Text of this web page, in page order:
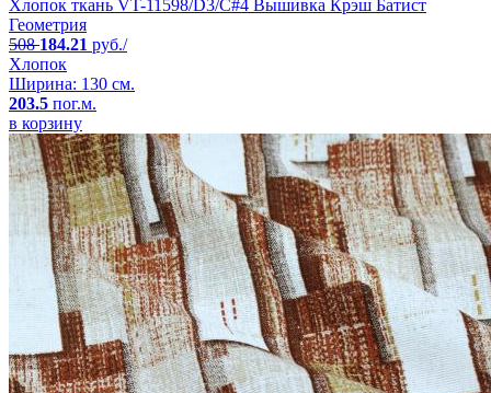
Хлопок ткань VT-11598/D3/C#4 Вышивка Крэш Батист
Геометрия
508184.21 руб./
Хлопок
Ширина: 130 см.
203.5 пог.м.
в корзину